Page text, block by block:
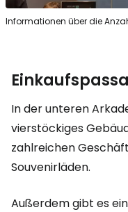
Informationen über die
In der unteren
vierstöckiges
zahlreichen
Souvenirläden.
Außerdem gibt es